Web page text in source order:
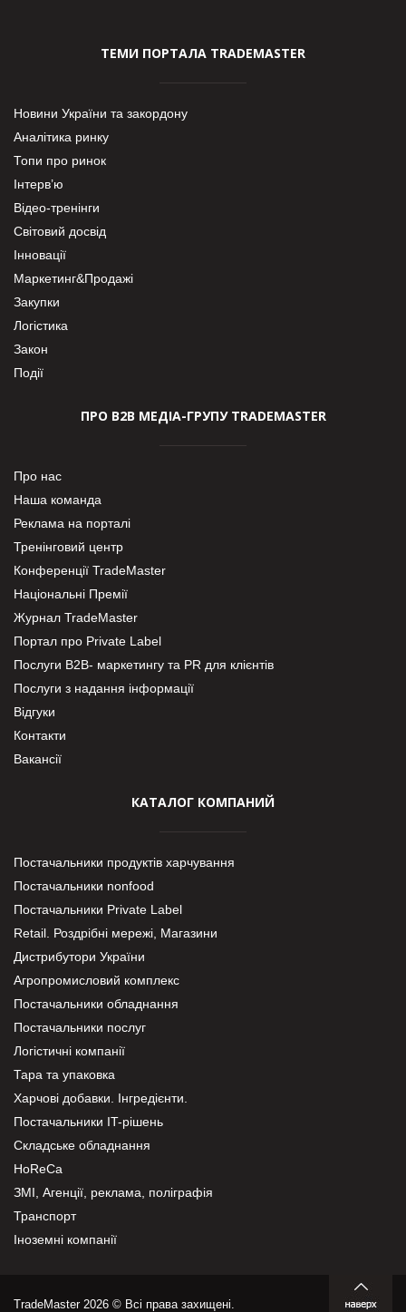
ТЕМИ ПОРТАЛА TRADEMASTER
Новини України та закордону
Аналітика ринку
Топи про ринок
Інтерв’ю
Відео-тренінги
Світовий досвід
Інновації
Маркетинг&Продажі
Закупки
Логістика
Закон
Події
ПРО В2В МЕДІА-ГРУПУ TRADEMASTER
Про нас
Наша команда
Реклама на порталі
Тренінговий центр
Конференції TradeMaster
Національні Премії
Журнал TradeMaster
Портал про Private Label
Послуги В2В- маркетингу та PR для клієнтів
Послуги з надання інформації
Відгуки
Контакти
Вакансії
КАТАЛОГ КОМПАНИЙ
Постачальники продуктів харчування
Постачальники nonfood
Постачальники Private Label
Retail. Роздрібні мережі, Магазини
Дистрибутори України
Агропромисловий комплекс
Постачальники обладнання
Постачальники послуг
Логістичні компанії
Тара та упаковка
Харчові добавки. Інгредієнти.
Постачальники IT-рішень
Складське обладнання
HoReCa
ЗМІ, Агенції, реклама, поліграфія
Транспорт
Іноземні компанії
TradeMaster 2026 © Всі права захищені.